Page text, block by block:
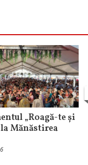
„Roagă-te și
Mănăstirea